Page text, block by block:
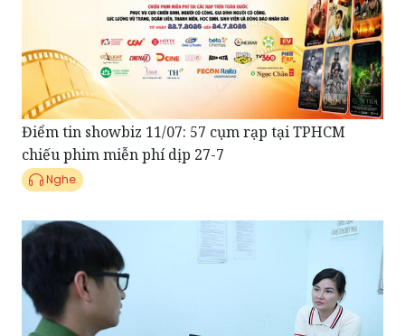
Điểm tin showbiz 11/07: 57 cụm rạp tại TPHCM
chiếu phim miễn phí dịp 27-7
Nghe